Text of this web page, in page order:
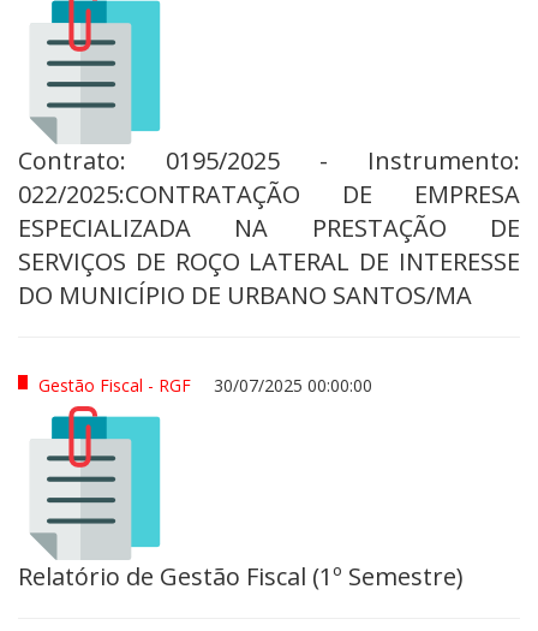
Contrato: 0195/2025 - Instrumento:
022/2025:CONTRATAÇÃO DE EMPRESA
ESPECIALIZADA NA PRESTAÇÃO DE
SERVIÇOS DE ROÇO LATERAL DE INTERESSE
DO MUNICÍPIO DE URBANO SANTOS/MA
Gestão Fiscal - RGF 30/07/2025 00:00:00
Relatório de Gestão Fiscal (1º Semestre)